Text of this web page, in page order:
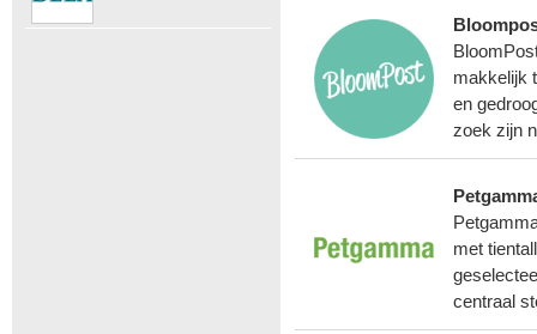
makkelijk
en
zoek zijn
met
centraal